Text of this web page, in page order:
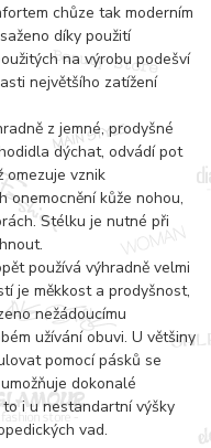
chůze tak moderním
díky použití
na výrobu podešví
největšího zatížení
z jemné, prodyšné
dýchat, odvádí pot
omezuje vznik
onemocnění kůže nohou,
Stélku je nutné při
používá výhradně velmi
je měkkost a prodyšnost,
nežádoucímu
užívání obuvi. U většiny
pomocí pásků se
dokonalé
i u nestandartní výšky
vad.